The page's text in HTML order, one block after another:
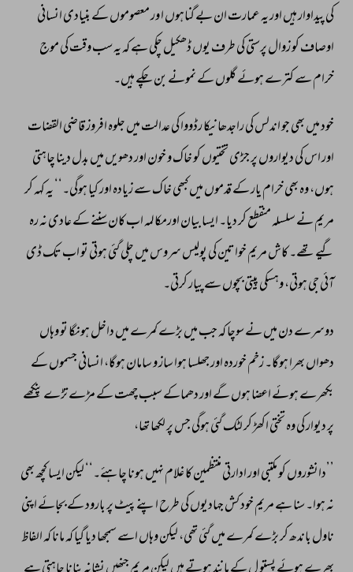
کی پیداوار ہیں اور یہ عمارت ان بے گناہوں ا ور معصوموں کے بنیادی انسانی
اوصاف کو زوال پرستی کی طرف یوں ڈھکیل چکی ہے کہ یہ سب وقت کی موج
خرام سے کترے ہوئے گلوں کے نمونے بن چکے ہیں۔
خود میں بھی جو اندلس کی راجدھانیکا رڈووا کی عدالت میں جلوہ افروز قاضی القضات
اور اس کی دیواروں پر جڑی تختیوں کو خاک و خون اور دھویں میں بدل دینا چاہتی
ہوں، وہ بھی خرام یار کے قدموں میں کبھی خاک سے زیادہ اور کیا ہوگی۔‘‘ یہ کہہ کر
مریم نے سلسلہ منقطع کر دیا۔ ایسا بیان اورمکالمہ اب کان سننے کے عادی نہ رہ
گیے تھے۔ کاش مریم خواتین کی پولیس سروس میں چلی گئی ہوتی تو اب تک ڈی
آئی جی ہوتی، وہسکی پیتی بچوں سے پیار کرتی۔
دوسرے دن میں نے سوچا کہ جب میں بڑے کمرے میں داخل ہونگا تو وہاں
دھواں بھرا ہوگا۔ زخم خوردہ اور جھلسا ہوا ساز و سامان ہوگا، انسانی جسموں کے
بکھرے ہوئے اعضا ہوں گے اور دھماکے سبب چھت کے مڑے تڑے پنکھے
پر دیوار کی وہ تختی اکھڑ کر لٹک گئی ہوگی جس پر لکھا تھا،
’’دانشوروں کو مکتبی اور ادارتی منتظمین کا غلام نہیں ہونا چاہئے۔‘‘ لیکن ایسا کچھ بھی
نہ ہوا۔ سنا ہے مریم خود کش جہادیوں کی طرح اپنے پیٹ پر بارود کے بجائے اپنی
ناول باندھ کر بڑے کمرے میں گئی تھی، لیکن وہاں اسے سمجھا دیا گیا کہ مانا کہ الفاظ